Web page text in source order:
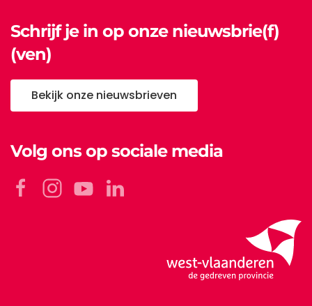
Schrijf je in op onze nieuwsbrie(f)
(ven)
Bekijk onze nieuwsbrieven
Volg ons op sociale media